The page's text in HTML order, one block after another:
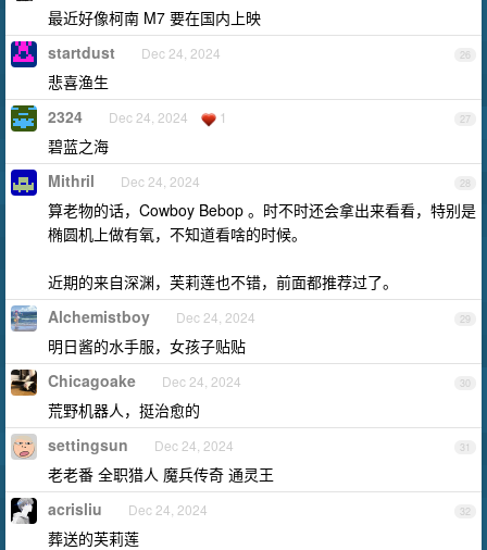
最近好像柯南 M7 要在国内上映
26
startdust Dec 24, 2024
悲喜渔生
27
2324 Dec 24, 2024 1
碧蓝之海
28
Mithril Dec 24, 2024
算老物的话，Cowboy Bebop 。时不时还会拿出来看看，特别是
椭圆机上做有氧，不知道看啥的时候。
近期的来自深渊，芙莉莲也不错，前面都推荐过了。
29
Alchemistboy Dec 24, 2024
明日酱的水手服，女孩子贴贴
30
Chicagoake Dec 24, 2024
荒野机器人，挺治愈的
31
settingsun Dec 24, 2024
老老番 全职猎人 魔兵传奇 通灵王
32
acrisliu Dec 24, 2024
葬送的芙莉莲